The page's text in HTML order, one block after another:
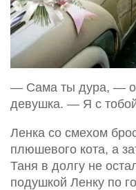
— Сама ты дура, —
девушка. — Я с
Ленка со смехом
плюшевого кота, а
Таня в долгу не
подушкой Ленку по